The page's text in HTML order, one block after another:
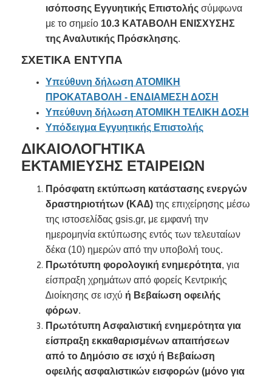
ισόποσης Εγγυητικής Επιστολής σύμφωνα
με το σημείο 10.3 ΚΑΤΑΒΟΛΗ ΕΝΙΣΧΥΣΗΣ
της Αναλυτικής Πρόσκλησης.
ΣΧΕΤΙΚΑ ΕΝΤΥΠΑ
Υπεύθυνη δήλωση ΑΤΟΜΙΚΗ
ΠΡΟΚΑΤΑΒΟΛΗ - ΕΝΔΙΑΜΕΣΗ ΔΟΣΗ
Υπεύθυνη δήλωση ΑΤΟΜΙΚΗ ΤΕΛΙΚΗ ΔΟΣΗ
Υπόδειγμα Εγγυητικής Επιστολής
ΔΙΚΑΙΟΛΟΓΗΤΙΚΑ
ΕΚΤΑΜΙΕΥΣΗΣ ΕΤΑΙΡΕΙΩΝ
Πρόσφατη εκτύπωση κατάστασης ενεργών
δραστηριοτήτων (ΚΑ∆) της επιχείρησης μέσω
της ιστοσελίδας gsis.gr, με εμφανή την
ημερομηνία εκτύπωσης εντός των τελευταίων
δέκα (10) ημερών από την υποβολή τους.
Πρωτότυπη φορολογική ενημερότητα, για
είσπραξη χρημάτων από φορείς Κεντρικής
∆ιοίκησης σε ισχύ ή Βεβαίωση οφειλής
φόρων.
Πρωτότυπη Ασφαλιστική ενημερότητα για
είσπραξη εκκαθαρισμένων απαιτήσεων
από το ∆ημόσιο σε ισχύ ή Βεβαίωση
οφειλής ασφαλιστικών εισφορών (μόνο για